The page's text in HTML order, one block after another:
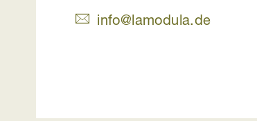
info@lamodula.de